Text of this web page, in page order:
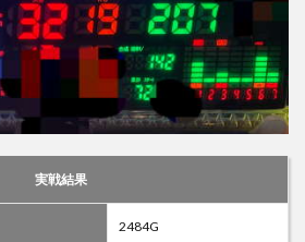
実戦結果
2484G